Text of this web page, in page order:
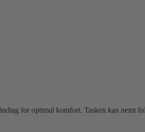
for optimal komfort. Tasken kan nemt